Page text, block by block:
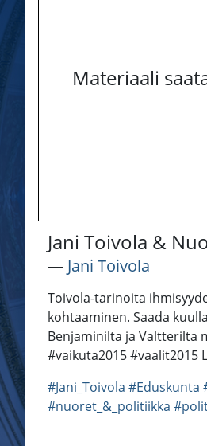
Materiaali
Jani Toivola &
― Jani Toivola
Toivola-tarinoita
kohtaaminen. Saada
Benjaminilta ja Valtterilta
#vaikuta2015 #vaalit2015
#Jani_Toivola #Eduskunta
#nuoret_&_politiikka